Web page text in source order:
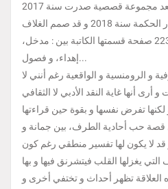
طبعت الرواية ببغداد عن دار الحكمة سنة 2018 و قد صمم الغلاف
الأستاذ علي حجازي. تقع في 223 صفحة قسمتها الكاتبة بين : مدخل،
إهداء، و فصول...
و الرومنسية و الواقعية رغم أنني لا
أرى أنها غاية النقد الأدبي لا الثقافي
قصة حب أحادية الطرف، بين جمانة و
لا يكون لها تفسير منطقي رغم كون
يغزلها القلب فيتشرنق فيها و بها
تظهر أحداث و تختفي أخرى و